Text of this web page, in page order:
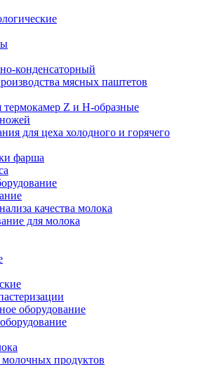
конденсаторный
мясных паштетов
Z и H-образные
для цеха холодного и горячего
фарша
качества молока
для молока
оборудование
продуктов